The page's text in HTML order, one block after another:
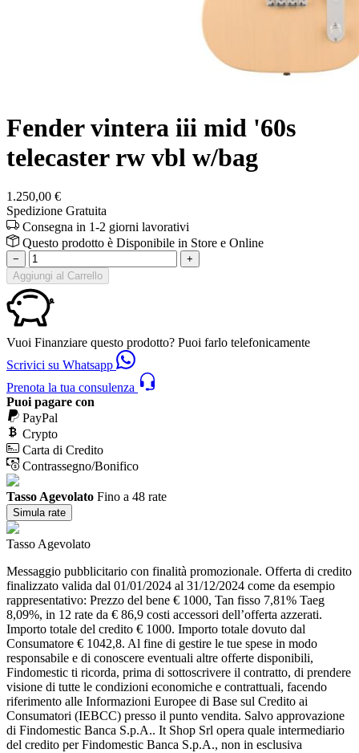
Fender vintera iii mid '60s
telecaster rw vbl w/bag
1.250,00 €
Spedizione Gratuita
Consegna in 1-2 giorni lavorativi
Questo prodotto è Disponibile in Store e Online
−
+
Aggiungi al Carrello
Vuoi Finanziare questo prodotto? Puoi farlo telefonicamente
Scrivici su Whatsapp
Prenota la tua consulenza
Puoi pagare con
PayPal
Crypto
Carta di Credito
Contrassegno/Bonifico
Tasso Agevolato Fino a 48 rate
Simula rate
Tasso Agevolato
Messaggio pubblicitario con finalità promozionale. Offerta di credito
finalizzato valida dal 01/01/2024 al 31/12/2024 come da esempio
rappresentativo: Prezzo del bene € 1000, Tan fisso 7,81% Taeg
8,09%, in 12 rate da € 86,9 costi accessori dell’offerta azzerati.
Importo totale del credito € 1000. Importo totale dovuto dal
Consumatore € 1042,8. Al fine di gestire le tue spese in modo
responsabile e di conoscere eventuali altre offerte disponibili,
Findomestic ti ricorda, prima di sottoscrivere il contratto, di prendere
visione di tutte le condizioni economiche e contrattuali, facendo
riferimento alle Informazioni Europee di Base sul Credito ai
Consumatori (IEBCC) presso il punto vendita. Salvo approvazione
di Findomestic Banca S.p.A.. It Shop Srl opera quale intermediario
del credito per Findomestic Banca S.p.A., non in esclusiva